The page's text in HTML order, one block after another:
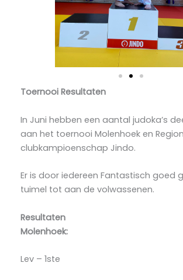
Toernooi Resultaten
In Juni hebben een aantal judoka’s
aan het toernooi Molenhoek en
clubkampioenschap Jindo.
Er is door iedereen Fantastisch goed
tuimel tot aan de volwassenen.
Resultaten
Molenhoek:
Lev – 1ste